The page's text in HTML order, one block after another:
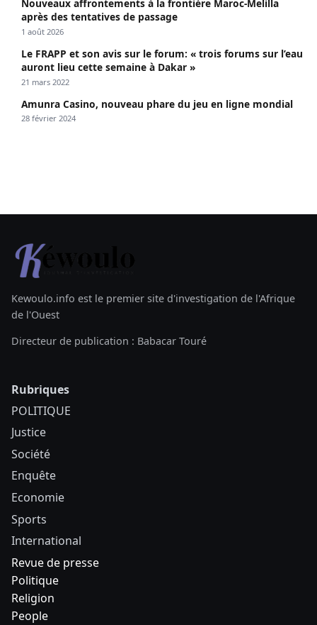
Nouveaux affrontements à la frontière Maroc-Melilla
après des tentatives de passage
1 août 2026
Le FRAPP et son avis sur le forum: « trois forums sur l’eau
auront lieu cette semaine à Dakar »
21 mars 2022
Amunra Casino, nouveau phare du jeu en ligne mondial
28 février 2024
Kewoulo.info est le premier site d'investigation de l'Afrique
de l'Ouest
Directeur de publication : Babacar Touré
Rubriques
POLITIQUE
Justice
Société
Enquête
Economie
Sports
International
Revue de presse
Politique
Religion
People